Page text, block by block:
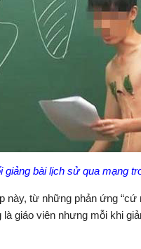
giảng bài lịch sử qua mạng
này, từ những phản ứng
là giáo viên nhưng mỗi khi